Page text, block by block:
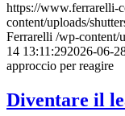
https://www.ferrarelli-
content/uploads/
Ferrarelli /wp-content/
14 13:11:292026-06-
approccio per reagire
Diventare il